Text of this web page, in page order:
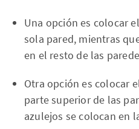
Una opción es colocar
sola pared, mientras
en el resto de las
Otra opción es colocar
parte superior de las
azulejos se colocan en